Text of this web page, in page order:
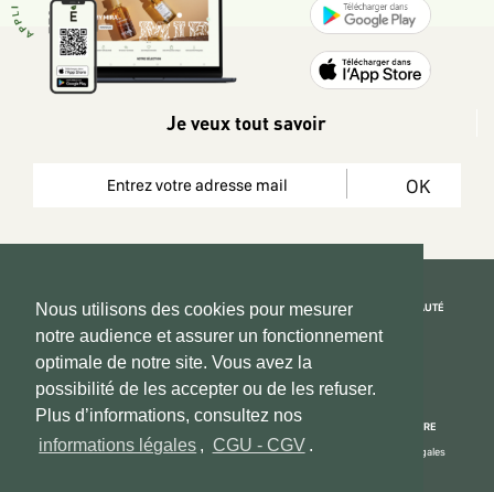
Nous utilisons des cookies pour mesurer
notre audience et assurer un fonctionnement
optimale de notre site. Vous avez la
possibilité de les accepter ou de les refuser.
Plus d’informations, consultez nos
informations légales , CGU - CGV .
Je veux tout savoir
OK
Copyright 2026 © www.hadeen-place.fr
Based on Kate&You MarketPlace’ solution
REJOIGNEZ LA COMMUNAUTÉ
ESPACE INFORMATIONS
Mon compte
PAIEMENT SÉCURISÉ
NOUS CONNAÎTRE
Informations Légales